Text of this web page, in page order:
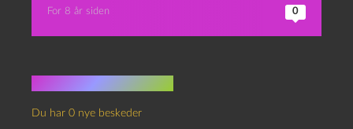
For 8 år siden 0
Du har 0 nye beskeder